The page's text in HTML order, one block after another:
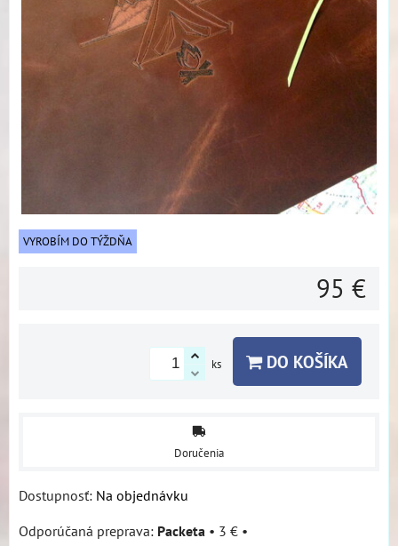
VYROBÍM DO TÝŽDŇA
95 €
ks DO KOŠÍKA
Doručenia
Dostupnosť: Na objednávku
Packeta • 3 € •